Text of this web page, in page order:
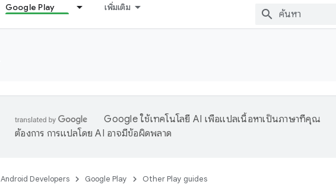
Google Play เพิ่มเติม
Google ใช้เทคโนโลยี AI เพื่อแปลเนื้อหาเป็นภาษาที่คุณ
ต้องการ การแปลโดย AI อาจมีข้อผิดพลาด
Android Developers Google Play Other Play guides